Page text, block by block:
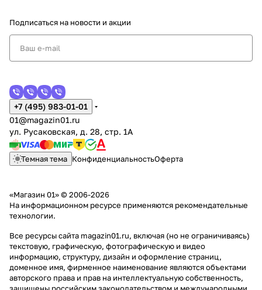
Подписаться на новости и акции
+7 (495) 983-01-01
01@magazin01.ru
ул. Русаковская, д. 28, стр. 1А
Темная тема КонфиденциальностьОферта
«Магазин 01» © 2006-2026
На информационном ресурсе применяются рекомендательные
технологии.
Все ресурсы сайта magazin01.ru, включая (но не ограничиваясь)
текстовую, графическую, фотографическую и видео
информацию, структуру, дизайн и оформление страниц,
доменное имя, фирменное наименование являются объектами
авторского права и прав на интеллектуальную собственность,